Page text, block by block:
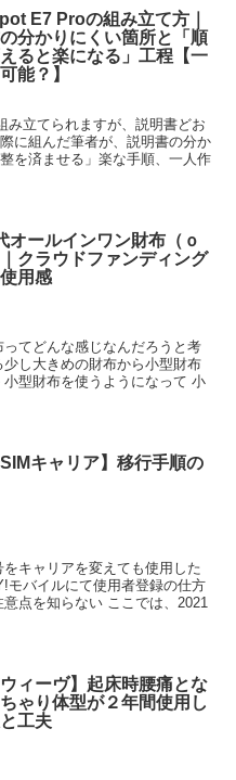
E7 Proの組み立て方｜
分かりにくい箇所と「順
ると楽になる」工程【一
能？】
み立てられますが、説明書どお
に組んだ筆者が、説明書の分か
を済ませる」楽な手順、一人作
オールインワン財布（ｏ
クラウドファンディング
用感
てどんな感じなんだろうと考
し大きめの財布から小型財布
型財布を使うようになって 小
SIMキャリア】移行手順の
キャリアを変えても使用した
モバイルにて使用者登録の仕方
点を知らない ここでは、2021
ウィーヴ】起床時腰痛とな
ゃり体型が２年間使用し
工夫